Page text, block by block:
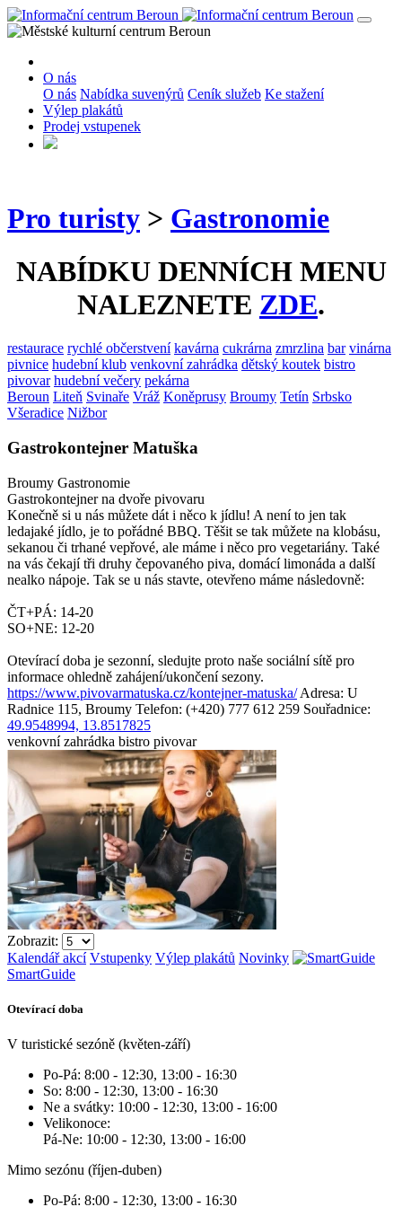
O nás
O nás Nabídka suvenýrů Ceník služeb Ke stažení
Výlep plakátů
Prodej vstupenek
Pro turisty > Gastronomie
NABÍDKU DENNÍCH MENU
NALEZNETE ZDE.
restaurace rychlé občerstvení kavárna cukrárna zmrzlina bar vinárna
pivnice hudební klub venkovní zahrádka dětský koutek bistro
pivovar hudební večery pekárna
Beroun Liteň Svinaře Vráž Koněprusy Broumy Tetín Srbsko
Všeradice Nižbor
Gastrokontejner Matuška
Broumy Gastronomie
Gastrokontejner na dvoře pivovaru
Konečně si u nás můžete dát i něco k jídlu! A není to jen tak
ledajaké jídlo, je to pořádné BBQ. Těšit se tak můžete na klobásu,
sekanou či trhané vepřové, ale máme i něco pro vegetariány. Také
na vás čekají tři druhy čepovaného piva, domácí limonáda a další
nealko nápoje. Tak se u nás stavte, otevřeno máme následovně:
ČT+PÁ: 14-20
SO+NE: 12-20
Otevírací doba je sezonní, sledujte proto naše sociální sítě pro
informace ohledně zahájení/ukončení sezony.
https://www.pivovarmatuska.cz/kontejner-matuska/ Adresa: U
Radnice 115, Broumy Telefon: (+420) 777 612 259 Souřadnice:
49.9548994, 13.8517825
venkovní zahrádka bistro pivovar
Zobrazit:
Kalendář akcí Vstupenky Výlep plakátů Novinky
SmartGuide
Otevírací doba
V turistické sezóně (květen-září)
Po-Pá: 8:00 - 12:30, 13:00 - 16:30
So: 8:00 - 12:30, 13:00 - 16:30
Ne a svátky: 10:00 - 12:30, 13:00 - 16:00
Velikonoce:
Pá-Ne: 10:00 - 12:30, 13:00 - 16:00
Mimo sezónu (říjen-duben)
Po-Pá: 8:00 - 12:30, 13:00 - 16:30